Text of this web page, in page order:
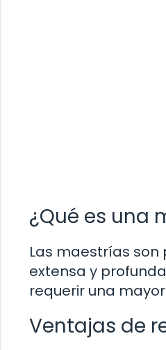
¿Qué es una
Las maestrías
extensa y
requerir una
Ventajas de